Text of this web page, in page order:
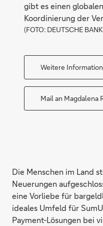
gibt es einen
Koordinierung der
(FOTO: DEUTSCHE
Weitere
Mail an Magdalena
Die Menschen im Land
Neuerungen
eine Vorliebe für
ideales Umfeld für
Payment-Lösungen bei